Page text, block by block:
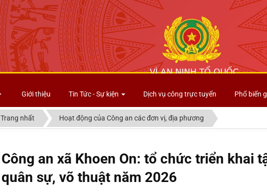
Giới thiệu
Tin Tức - Sự kiện Dịch vụ công trực tuyến Phổ biến
Trang nhất Hoạt động của Công an các đơn vị, địa phương
Công an xã Khoen On: tổ chức triển khai
quân sự, võ thuật năm 2026